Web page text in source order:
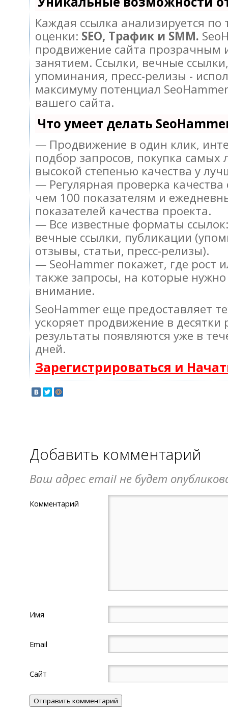
Каждая ссылка анализируется
оценки: SEO, Трафик и SMM.
продвижение сайта прозрачным
занятием. Ссылки, вечные
упоминания, пресс-релизы -
максимуму потенциал
вашего сайта.
Что умеет делать
— Продвижение в один клик,
подбор запросов, покупка самых
высокой степенью качества у
— Регулярная проверка качества
чем 100 показателям и
показателей качества проекта.
— Все известные форматы
вечные ссылки, публикации
отзывы, статьи, пресс-релизы).
— SeoHammer покажет, где рост
также запросы, на которые
внимание.
SeoHammer еще предоставляет
ускоряет продвижение в десятки
результаты появляются уже в
дней.
Зарегистрироваться и
Добавить комментарий
Ваш адрес email не будет
Комментарий
Имя
Email
Сайт